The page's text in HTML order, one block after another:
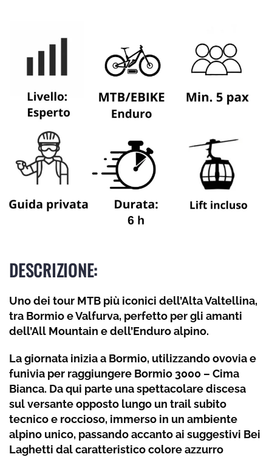
DESCRIZIONE:
Uno dei tour MTB più iconici dell’Alta Valtellina,
tra Bormio e Valfurva, perfetto per gli amanti
dell’All Mountain e dell’Enduro alpino.
La giornata inizia a Bormio, utilizzando ovovia e
funivia per raggiungere Bormio 3000 – Cima
Bianca. Da qui parte una spettacolare discesa
sul versante opposto lungo un trail subito
tecnico e roccioso, immerso in un ambiente
alpino unico, passando accanto ai suggestivi Bei
Laghetti dal caratteristico colore azzurro